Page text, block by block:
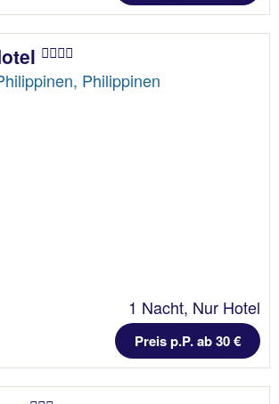
Philippinen
1 Nacht, Nur Hotel
Preis p.P. ab 30 €